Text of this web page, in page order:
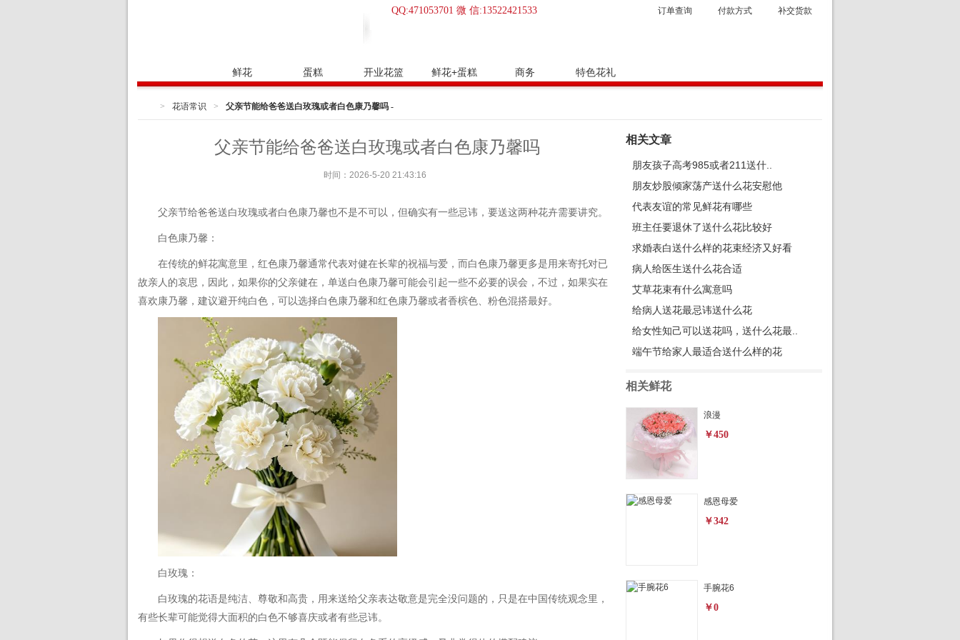
订单查询 付款方式 补交货款
QQ:471053701 微 信:13522421533
鲜花 蛋糕 开业花篮 鲜花+蛋糕 商务 特色花礼
> 花语常识 > 父亲节能给爸爸送白玫瑰或者白色康乃馨吗 -
父亲节能给爸爸送白玫瑰或者白色康乃馨吗
时间：2026-5-20 21:43:16
父亲节给爸爸送白玫瑰或者白色康乃馨也不是不可以，但确实有一些忌讳，要送这两种花卉需要讲究。
白色康乃馨：
在传统的鲜花寓意里，红色康乃馨通常代表对健在长辈的祝福与爱，而白色康乃馨更多是用来寄托对已
故亲人的哀思，因此，如果你的父亲健在，单送白色康乃馨可能会引起一些不必要的误会，不过，如果实在
喜欢康乃馨，建议避开纯白色，可以选择白色康乃馨和红色康乃馨或者香槟色、粉色混搭最好。
白玫瑰：
白玫瑰的花语是纯洁、尊敬和高贵，用来送给父亲表达敬意是完全没问题的，只是在中国传统观念里，
有些长辈可能觉得大面积的白色不够喜庆或者有些忌讳。
相关文章
朋友孩子高考985或者211送什..
朋友炒股倾家荡产送什么花安慰他
代表友谊的常见鲜花有哪些
班主任要退休了送什么花比较好
求婚表白送什么样的花束经济又好看
病人给医生送什么花合适
艾草花束有什么寓意吗
给病人送花最忌讳送什么花
给女性知己可以送花吗，送什么花最..
端午节给家人最适合送什么样的花
相关鲜花
浪漫
￥450
感恩母爱
￥342
手腕花6
￥0